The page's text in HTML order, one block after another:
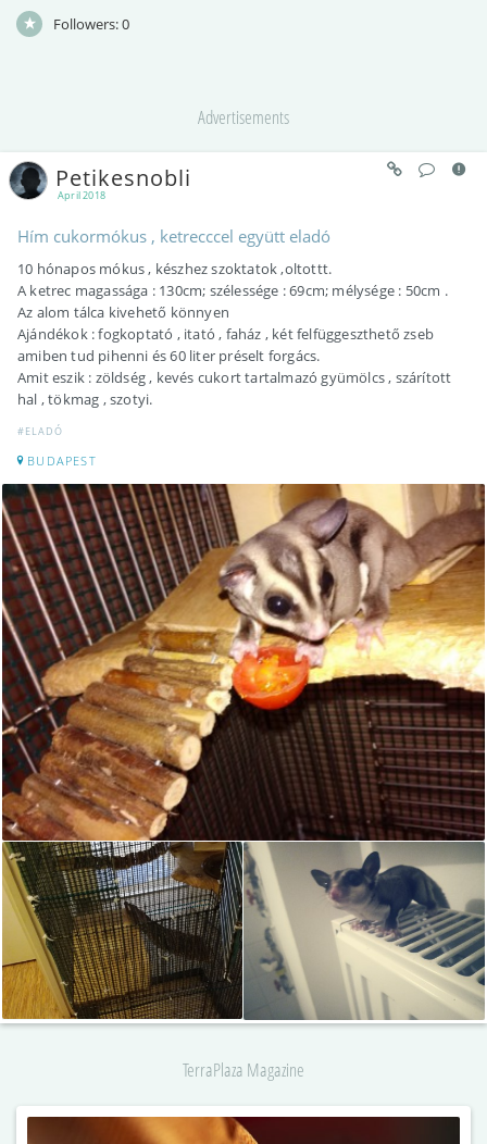
Followers:0
Advertisements
April 2018
Petikesnobli
Hím cukormókus , ketrecccel együtt eladó
10 hónapos mókus , készhez szoktatok ,oltottt.
A ketrec magassága : 130cm; szélessége : 69cm; mélysége : 50cm .
Az alom tálca kivehető könnyen
Ajándékok : fogkoptató , itató , faház , két felfüggeszthető zseb
amiben tud pihenni és 60 liter préselt forgács.
Amit eszik : zöldség , kevés cukort tartalmazó gyümölcs , szárított
hal , tökmag , szotyi.
#ELADÓ
BUDAPEST
TerraPlaza Magazine